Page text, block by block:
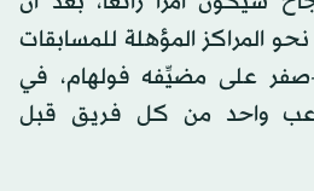
المراكز المؤهلة للمسابقات
دفعة، بفوزه 1-صفر على مضيِّفه فولهام، في
واحد من كل فريق قبل